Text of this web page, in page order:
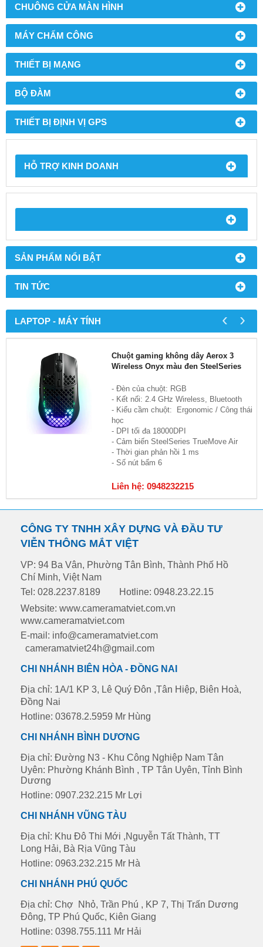
CHUÔNG CỬA MÀN HÌNH
MÁY CHẤM CÔNG
THIẾT BỊ MẠNG
BỘ ĐÀM
THIẾT BỊ ĐỊNH VỊ GPS
HỖ TRỢ KINH DOANH
SẢN PHẨM NỔI BẬT
TIN TỨC
LAPTOP - MÁY TÍNH
Chuột gaming không dây Aerox 3
Wireless Onyx màu đen SteelSeries
- Đèn của chuột: RGB
- Kết nối: 2.4 GHz Wireless, Bluetooth
- Kiểu cầm chuột: Ergonomic / Công thái
học
- DPI tối đa 18000DPI
- Cảm biến SteelSeries TrueMove Air
- Thời gian phản hồi 1 ms
- Số nút bấm 6
Liên hệ: 0948232215
‹ ›
CÔNG TY TNHH XÂY DỰNG VÀ ĐẦU TƯ
VIỄN THÔNG MẮT VIỆT
VP: 94 Ba Vân, Phường Tân Bình, Thành Phố Hồ
Chí Minh, Việt Nam
Tel: 028.2237.8189
Hotline: 0948.23.22.15
Website: www.cameramatviet.com.vn
www.cameramatviet.com
E-mail: info@cameramatviet.com
cameramatviet24h@gmail.com
CHI NHÁNH BIÊN HÒA - ĐỒNG NAI
Địa chỉ: 1A/1 KP 3, Lê Quý Đôn ,Tân Hiệp, Biên Hoà,
Đồng Nai
Hotline: 03678.2.5959 Mr Hùng
CHI NHÁNH BÌNH DƯƠNG
Địa chỉ: Đường N3 - Khu Công Nghiệp Nam Tân
Uyên: Phường Khánh Bình , TP Tân Uyên, Tỉnh Bình
Dương
Hotline: 0907.232.215 Mr Lợi
CHI NHÁNH VŨNG TÀU
Địa chỉ: Khu Đô Thi Mới ,Nguyễn Tất Thành, TT
Long Hải, Bà Rịa Vũng Tàu
Hotline: 0963.232.215 Mr Hà
CHI NHÁNH PHÚ QUỐC
Địa chỉ: Chợ Nhỏ, Trần Phú , KP 7, Thị Trấn Dương
Đông, TP Phú Quốc, Kiên Giang
Hotline: 0398.755.111 Mr Hải